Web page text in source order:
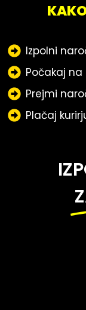
Izpolni
Počakaj
Prejmi
Plačaj